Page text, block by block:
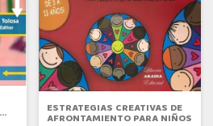
ESTRATEGIAS CREATIVAS DE
AFRONTAMIENTO PARA NIÑOS